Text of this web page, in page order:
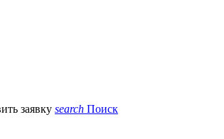
заявку search Поиск